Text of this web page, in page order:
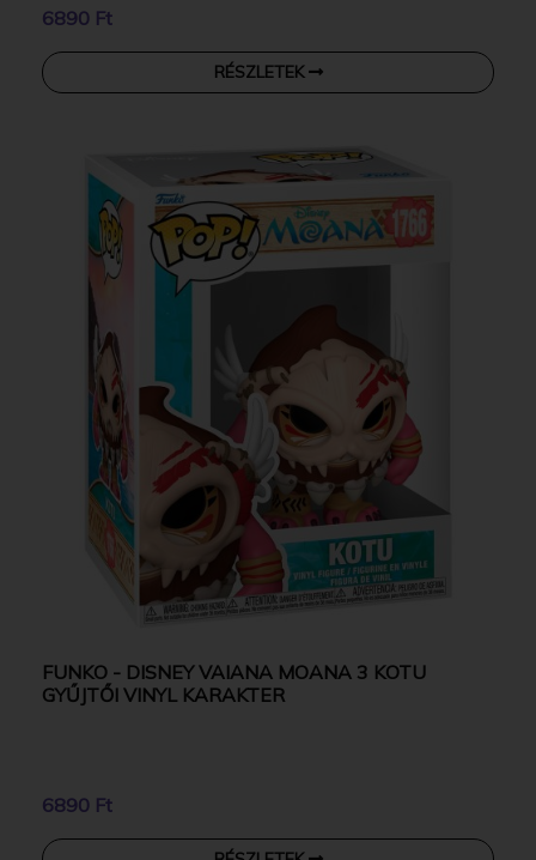
6890 Ft
RÉSZLETEK
FUNKO - DISNEY VAIANA MOANA 3 KOTU
GYŰJTŐI VINYL KARAKTER
6890 Ft